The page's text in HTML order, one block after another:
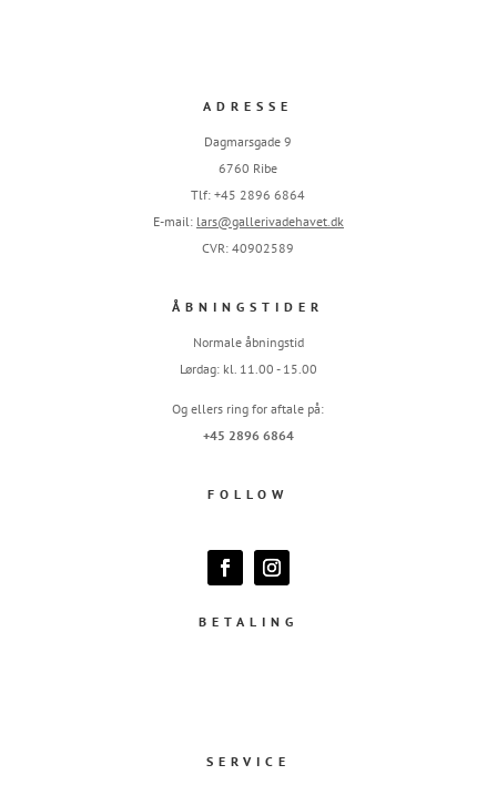
ADRESSE
Dagmarsgade 9
6760 Ribe
Tlf: +45 2896 6864
E-mail: lars@gallerivadehavet.dk
CVR: 40902589
ÅBNINGSTIDER
Normale åbningstid
Lørdag: kl. 11.00 - 15.00
Og ellers ring for aftale på:
+45 2896 6864
FOLLOW
BETALING
SERVICE